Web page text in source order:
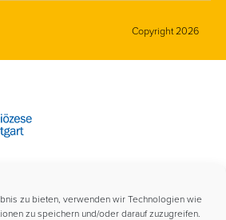
zu bieten, verwenden wir Technologien wie
zu speichern und/oder darauf zuzugreifen.
Copyright 2026